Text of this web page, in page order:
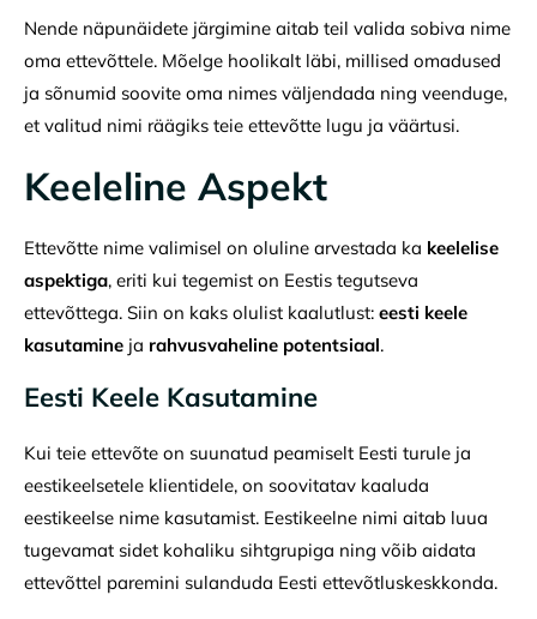
Nende näpunäidete järgimine aitab teil valida sobiva nime
oma ettevõttele. Mõelge hoolikalt läbi, millised omadused
ja sõnumid soovite oma nimes väljendada ning veenduge,
et valitud nimi räägiks teie ettevõtte lugu ja väärtusi.
Keeleline Aspekt
Ettevõtte nime valimisel on oluline arvestada ka keelelise
aspektiga, eriti kui tegemist on Eestis tegutseva
ettevõttega. Siin on kaks olulist kaalutlust: eesti keele
kasutamine ja rahvusvaheline potentsiaal.
Eesti Keele Kasutamine
Kui teie ettevõte on suunatud peamiselt Eesti turule ja
eestikeelsetele klientidele, on soovitatav kaaluda
eestikeelse nime kasutamist. Eestikeelne nimi aitab luua
tugevamat sidet kohaliku sihtgrupiga ning võib aidata
ettevõttel paremini sulanduda Eesti ettevõtluskeskkonda.